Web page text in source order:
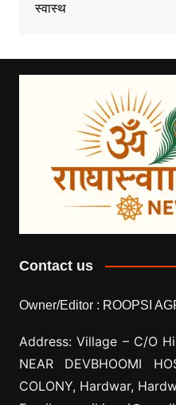
स्वास्थ
Contact us
Owner/Editor : ROOPSI
Address: Village – C/O
NEAR DEVBHOOMI
COLONY, Hardwar,